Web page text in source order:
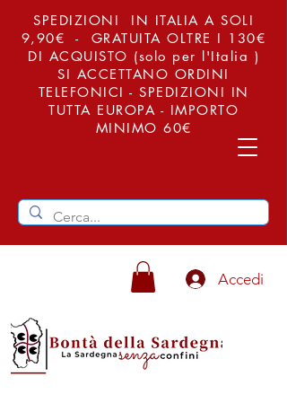
SPEDIZIONI IN ITALIA A SOLI
9,90€ - GRATUITA OLTRE I 130€
DI ACQUISTO (solo per l'Italia )
SI ACCETTANO ORDINI
TELEFONICI - SPEDIZIONI IN
TUTTA EUROPA - IMPORTO
MINIMO 60€
Accedi